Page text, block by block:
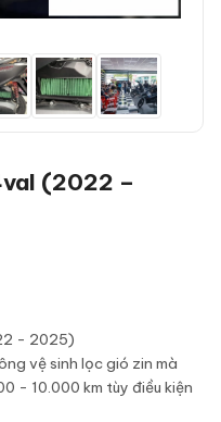
(2022 –
- 2025)
vệ sinh lọc gió zin mà
- 10.000 km tùy điều kiện